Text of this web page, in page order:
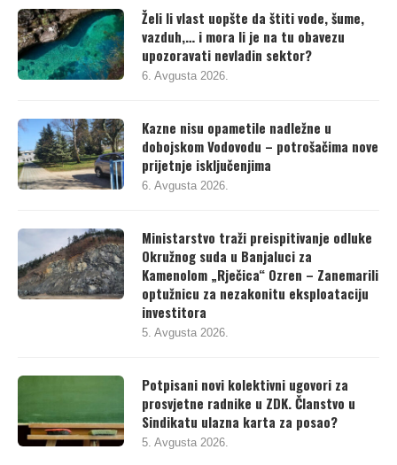
vazduh,… i mora li je na tu obavezu
upozoravati nevladin sektor?
6. Avgusta 2026.
dobojskom Vodovodu – potrošačima nove
prijetnje isključenjima
6. Avgusta 2026.
Okružnog suda u Banjaluci za
Kamenolom „Rječica“ Ozren – Zanemarili
optužnicu za nezakonitu eksploataciju
investitora
5. Avgusta 2026.
prosvjetne radnike u ZDK. Članstvo u
Sindikatu ulazna karta za posao?
5. Avgusta 2026.